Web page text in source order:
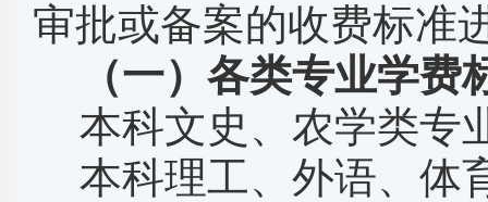
审批或备案的收费标准
（一）各类专业学费
本科文史、农学类专
本科理工、外语、体